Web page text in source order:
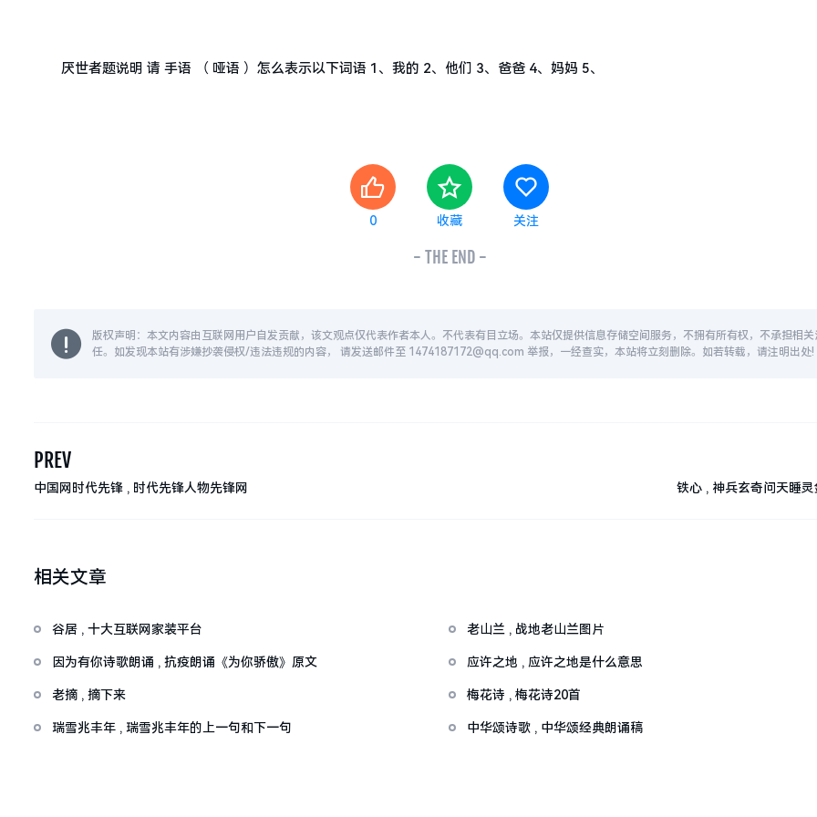
厌世者题说明 请 手语 （ 哑语 ）怎么表示以下词语 1、我的 2、他们 3、爸爸 4、妈妈 5、
0 收藏 关注
- THE END -
版权声明：本文内容由互联网用户自发贡献，该文观点仅代表作者本人。不代表有目立场。本站仅提供信息存储空间服务，不拥有所有权，不承担相关
任。如发现本站有涉嫌抄袭侵权/违法违规的内容， 请发送邮件至 1474187172@qq.com 举报，一经查实，本站将立刻删除。如若转载，请注明出处!
PREV
中国网时代先锋 , 时代先锋人物先锋网 铁心 , 神兵玄奇问天睡
相关文章
谷居 , 十大互联网家装平台 老山兰 , 战地老山兰图片
因为有你诗歌朗诵 , 抗疫朗诵《为你骄傲》原文 应许之地 , 应许之地是什么意思
老摘 , 摘下来 梅花诗 , 梅花诗20首
瑞雪兆丰年 , 瑞雪兆丰年的上一句和下一句 中华颂诗歌 , 中华颂经典朗诵稿